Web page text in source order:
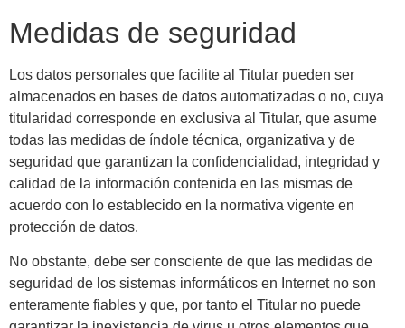
Medidas de seguridad
Los datos personales que facilite al Titular pueden ser
almacenados en bases de datos automatizadas o no, cuya
titularidad corresponde en exclusiva al Titular, que asume
todas las medidas de índole técnica, organizativa y de
seguridad que garantizan la confidencialidad, integridad y
calidad de la información contenida en las mismas de
acuerdo con lo establecido en la normativa vigente en
protección de datos.
No obstante, debe ser consciente de que las medidas de
seguridad de los sistemas informáticos en Internet no son
enteramente fiables y que, por tanto el Titular no puede